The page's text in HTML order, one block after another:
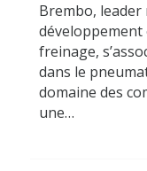
Brembo, leader
développement
freinage,
dans le
domaine des
une…